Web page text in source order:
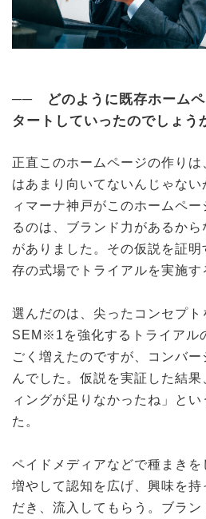
── どのように既存ホームペ
タートしていったのでしょう
正直このホームページの作り
はあまり向いてないんじゃな
ィマーナ神戸がこのホームペ
るのは、ブランド力があるか
がありました。その仮説を証
存の式場でトライアルを実施す
選んだのは、尖ったコンセプト
SEM※1を強化するトライアル
ごく増えたのですが、コンバ
んでした。仮説を実証した結
ィングが足りなかったね」と
た。
ペイドメディアなどで種まき
増やして認知を広げ、興味を持
だき、流入してもらう。ブラ